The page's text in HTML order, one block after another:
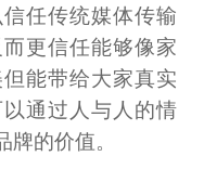
任传统媒体传输
更信任能够像家
能带给大家真实
通过人与人的情
的价值。